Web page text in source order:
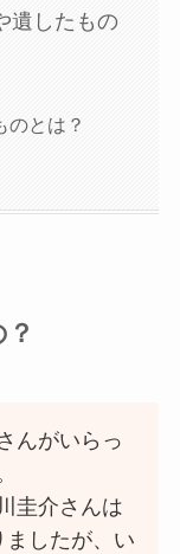
遺したもの
のとは？
んがいらっ
圭介さんは
したが、い